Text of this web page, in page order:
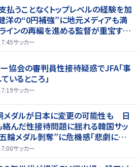
払うことなくトップレベルの経験を加
洋の“0円補強”に地元メディアも満
インの再編を進める監督が重宝する
ている」
サッカー
協会の審判員性接待疑惑でJFA「事
いるところ」
サッカー
メダルが日本に変更の可能性も 日
んだ性接待問題に揺れる韓国サッ
メダル剝奪”に危機感「悲劇に見
サッカー